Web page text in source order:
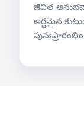
జీవిత
అర్థమైన